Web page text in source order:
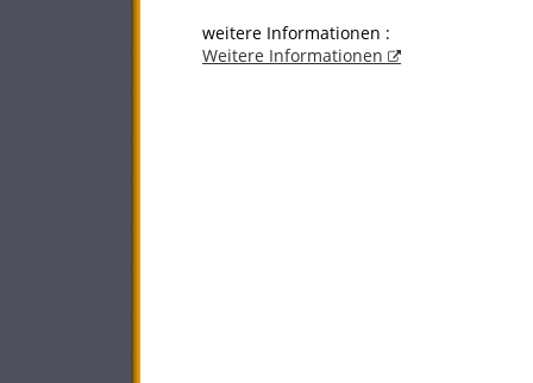
weitere Informationen :
Weitere Informationen